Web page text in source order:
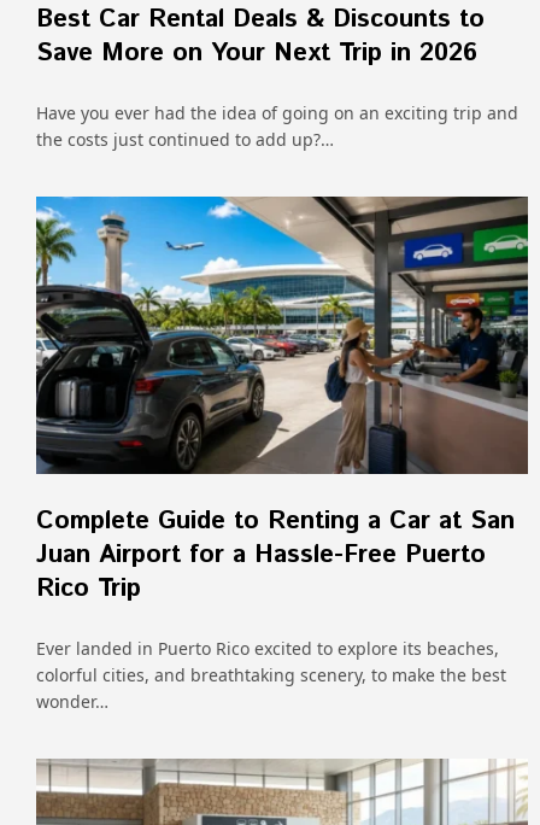
Best Car Rental Deals & Discounts to
Save More on Your Next Trip in 2026
Have you ever had the idea of going on an exciting trip and
the costs just continued to add up?…
Complete Guide to Renting a Car at San
Juan Airport for a Hassle-Free Puerto
Rico Trip
Ever landed in Puerto Rico excited to explore its beaches,
colorful cities, and breathtaking scenery, to make the best
wonder…